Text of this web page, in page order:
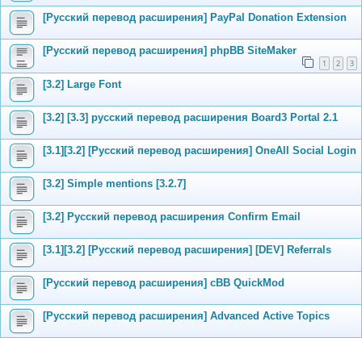
[Русский перевод расширения] PayPal Donation Extension
[Русский перевод расширения] phpBB SiteMaker
1 2 3
[3.2] Large Font
[3.2] [3.3] русский перевод расширения Board3 Portal 2.1
[3.1][3.2] [Русский перевод расширения] OneAll Social Login
[3.2] Simple mentions [3.2.7]
[3.2] Русский перевод расширения Confirm Email
[3.1][3.2] [Русский перевод расширения] [DEV] Referrals
[Русский перевод расширения] cBB QuickMod
[Русский перевод расширения] Advanced Active Topics